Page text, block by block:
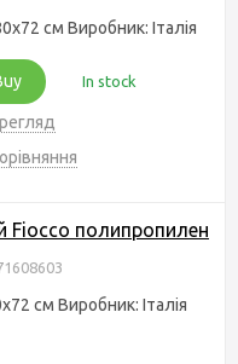
см Виробник: Італія
In stock
Fiocco полипропилен
см Виробник: Італія